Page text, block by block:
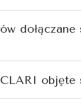
objęte